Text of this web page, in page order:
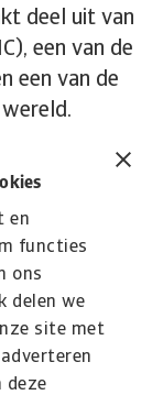
en
functies
ons
delen we
site met
deze
deel uit van
een van de
een van de
inzichten over